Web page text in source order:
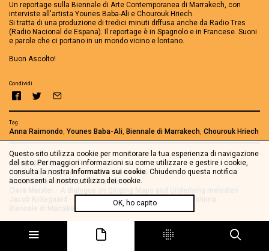
Un reportage sulla Biennale di Arte Contemporanea di Marrakech, con
interviste all'artista Younes Baba-Ali e Chourouk Hriech.
Si tratta di una produzione di tredici minuti diffusa anche da Radio Tres
(Radio Nacional de Espana). Il reportage è in Spagnolo e in Francese. Suoni
e parole che ci portano in un mondo vicino e lontano.
Buon Ascolto!
Condividi
Tag
Anna Raimondo, Younes Baba-Ali, Biennale di Marrakech, Chourouk Hriech
Vedi anche
Alexandria Mirage
Carnival in Casbah
Radia Show 489 | Birds of Marrakech
Clara Meister - A dialogue on Singing Maps and Underlying melodies
Jacob Kirkegaard - Just Sound: from Marrakech to Fukushima
Biennale di Marrakech: le nuove frontiere dell'invisibile
Cartolina sonora da Teheran
Radia Show 282 | False Beginner
Questo sito utilizza cookie per monitorare la tua esperienza di navigazione
del sito. Per maggiori informazioni su come utilizzare e gestire i cookie,
consulta la nostra Informativa sui cookie. Chiudendo questa notifica
acconsenti al nostro utilizzo dei cookie.
OK, ho capito